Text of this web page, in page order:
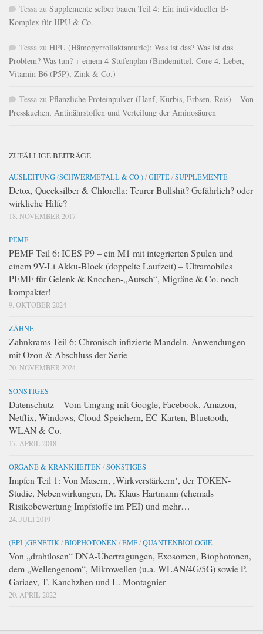
Tessa zu Supplemente selber bauen Teil 4: Ein individueller B-
Komplex für HPU & Co.
Tessa zu HPU (Hämopyrrollaktamurie): Was ist das? Was ist das
Problem? Was tun? + einem 4-Stufenplan (Bindemittel, Core 4, Leber,
Vitamin B6 (P5P), Zink & Co.)
Tessa zu Pflanzliche Proteinpulver (Hanf, Kürbis, Erbsen, Reis) – Von
Presskuchen, Antinährstoffen und Verteilung der Aminosäuren
ZUFÄLLIGE BEITRÄGE
AUSLEITUNG (SCHWERMETALL & CO.)/GIFTE/SUPPLEMENTE
Detox, Quecksilber & Chlorella: Teurer Bullshit? Gefährlich? oder
wirkliche Hilfe?
18. NOVEMBER 2017
PEMF
PEMF Teil 6: ICES P9 – ein M1 mit integrierten Spulen und
einem 9V-Li Akku-Block (doppelte Laufzeit) – Ultramobiles
PEMF für Gelenk & Knochen-„Autsch“, Migräne & Co. noch
kompakter!
9. OKTOBER 2024
ZÄHNE
Zahnkrams Teil 6: Chronisch infizierte Mandeln, Anwendungen
mit Ozon & Abschluss der Serie
20. NOVEMBER 2024
SONSTIGES
Datenschutz – Vom Umgang mit Google, Facebook, Amazon,
Netflix, Windows, Cloud-Speichern, EC-Karten, Bluetooth,
WLAN & Co.
17. APRIL 2018
ORGANE & KRANKHEITEN/SONSTIGES
Impfen Teil 1: Von Masern, ‚Wirkverstärkern‘, der TOKEN-
Studie, Nebenwirkungen, Dr. Klaus Hartmann (ehemals
Risikobewertung Impfstoffe im PEI) und mehr…
24. JULI 2019
(EPI-)GENETIK /BIOPHOTONEN/EMF/QUANTENBIOLOGIE
Von „drahtlosen“ DNA-Übertragungen, Exosomen, Biophotonen,
dem „Wellengenom“, Mikrowellen (u.a. WLAN/4G/5G) sowie P.
Gariaev, T. Kanchzhen und L. Montagnier
20. APRIL 2022